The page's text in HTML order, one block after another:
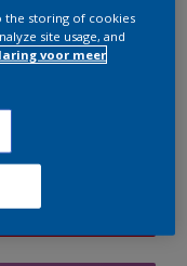
product online
winkel of klik op
the storing of cookies
site usage, and
voor meer